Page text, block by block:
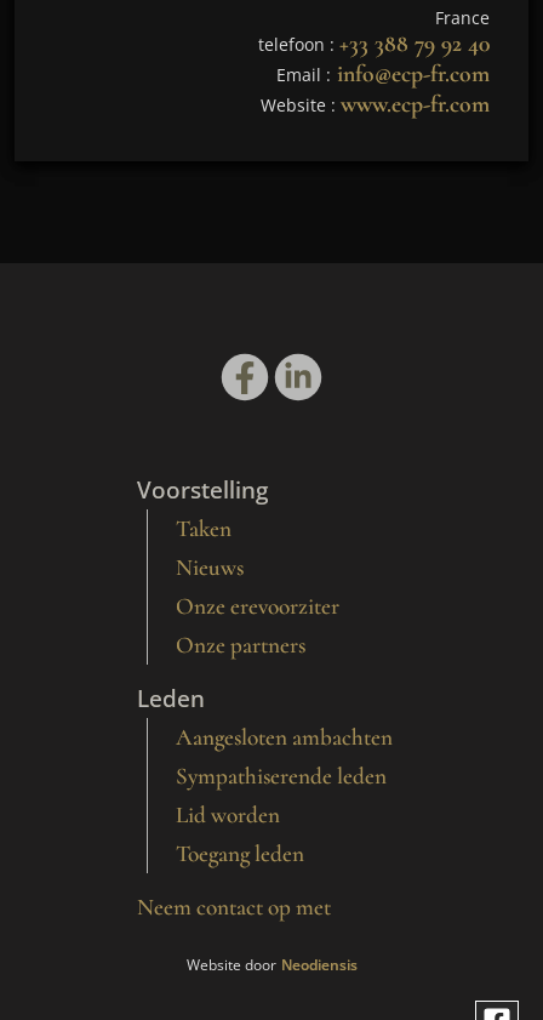
France
telefoon : +33 388 79 92 40
Email : info@ecp-fr.com
Website : www.ecp-fr.com
Voorstelling
Taken
Nieuws
Onze erevoorziter
Onze partners
Leden
Aangesloten ambachten
Sympathiserende leden
Lid worden
Toegang leden
Neem contact op met
Website door Neodiensis